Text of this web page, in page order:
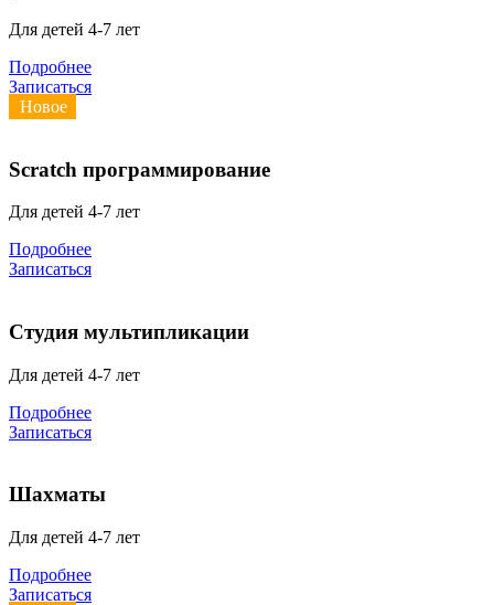
Для детей 4-7 лет
Подробнее
Записаться
Новое
Scratch программирование
Для детей 4-7 лет
Подробнее
Записаться
Студия мультипликации
Для детей 4-7 лет
Подробнее
Записаться
Шахматы
Для детей 4-7 лет
Подробнее
Записаться